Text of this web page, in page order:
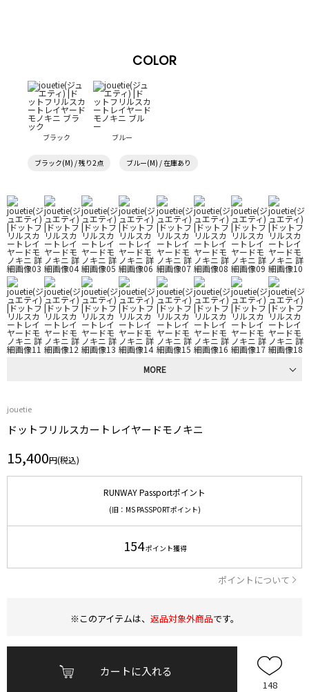
COLOR
ブラック ブルー
ブラック(M) / 残り2点 ブルー(M) / 在庫あり
MORE
jouetie
ドットフリルスカートレイヤードモノキニ
15,400円(税込)
RUNWAY Passportポイント
(旧：MS PASSPORTポイント)
154ポイント獲得
ポイントについて
※このアイテムは、 返品対象外商品です。
カートに入れる
148